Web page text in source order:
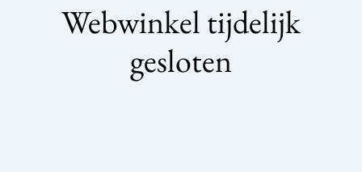
Webwinkel tijdelijk
gesloten